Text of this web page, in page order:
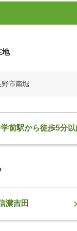
地
市南堀
学前駅から徒歩5分
濃吉田